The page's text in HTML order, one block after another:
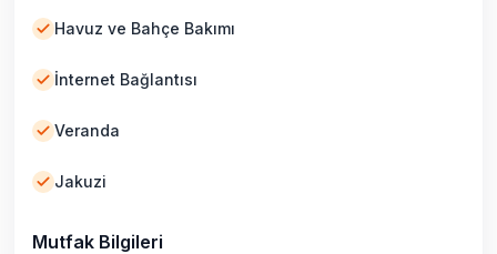
Havuz ve Bahçe Bakımı
İnternet Bağlantısı
Veranda
Jakuzi
Mutfak Bilgileri